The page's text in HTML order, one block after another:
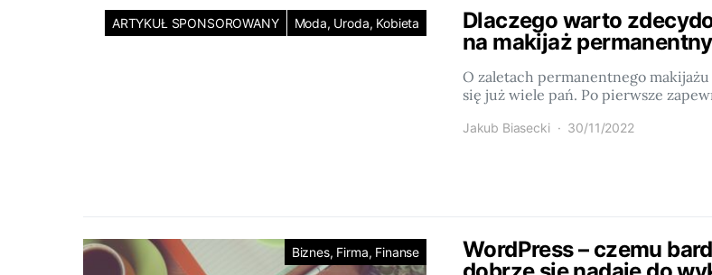
ARTYKUŁ SPONSOROWANY Moda, Uroda, Kobieta
Dlaczego warto
na makijaż permanentny
O zaletach permanentnego makijażu
się już wiele pań. Po pierwsze
Jakub Biasecki 30/11/2022
Biznes, Firma, Finanse
WordPress – czemu